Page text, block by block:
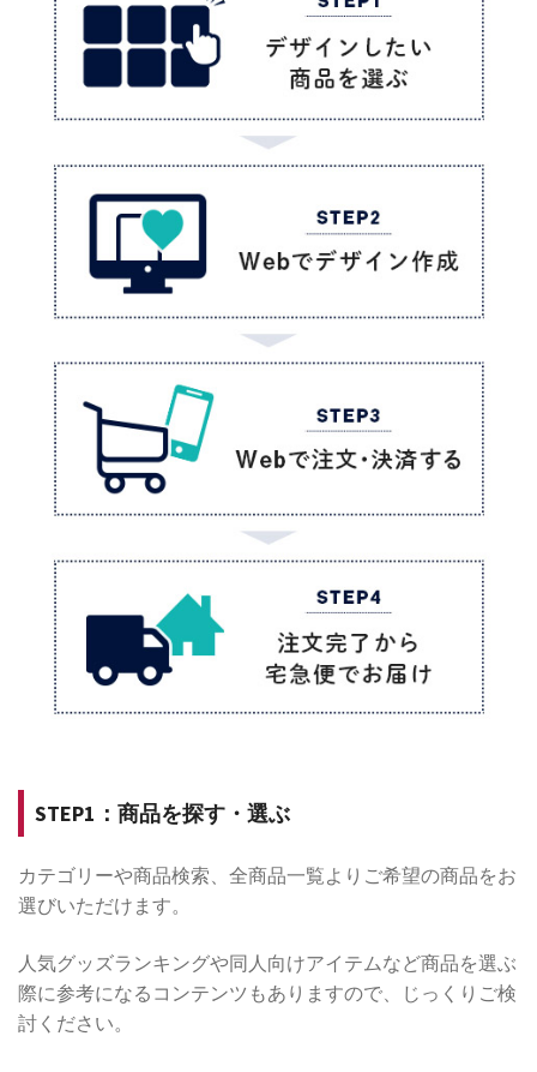
STEP1：商品を探す・選ぶ
カテゴリーや商品検索、全商品一覧よりご希望の商品をお
選びいただけます。
人気グッズランキングや同人向けアイテムなど商品を選ぶ
際に参考になるコンテンツもありますので、じっくりご検
討ください。